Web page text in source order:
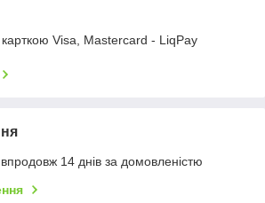
Visa, Mastercard - LiqPay
14 днів за домовленістю